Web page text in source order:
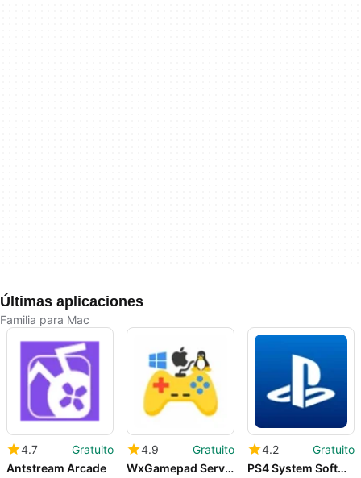
Últimas aplicaciones
Familia para Mac
4.7
Gratuito
Antstream Arcade
4.9
Gratuito
WxGamepad Server - Mac
4.2
Gratuito
PS4 System Software Update